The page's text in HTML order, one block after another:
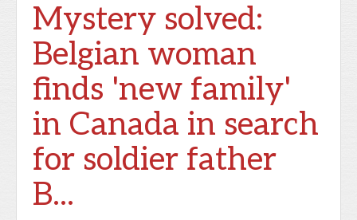
Mystery solved:
Belgian woman
finds 'new family'
in Canada in search
for soldier father
B...